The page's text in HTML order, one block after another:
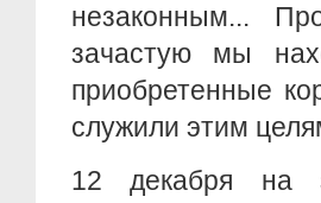
незаконным...
зачастую мы
приобретенные
служили этим
12 декабря на